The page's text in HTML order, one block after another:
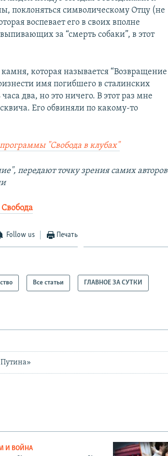
поклоняться символическому Отцу (не
воспевает его в своих вполне
за “смерть собаки”, в этот
которая называется “Возвращение
имя погибшего в сталинских
два, но это ничего. В этот раз мне
Его обвиняли по какому-то
программы "Свобода в клубах"
передают точку зрения самих авторов
Follow us Печать
Все статьи ГЛАВНОЕ ЗА СУТКИ
И ВОЙНА